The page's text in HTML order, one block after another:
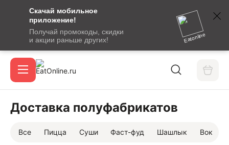
Скачай мобильное
приложение!
Получай промокоды, скидки
и акции раньше других!
Eatonline
сообщение
кодом
подтверждения
Акции
Доставка полуфабрикатов
Все Пицца Суши Фаст-фуд Шашлык Вок